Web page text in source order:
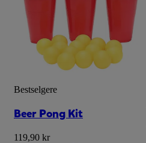
Bestselgere
Beer Pong Kit
119,90 kr